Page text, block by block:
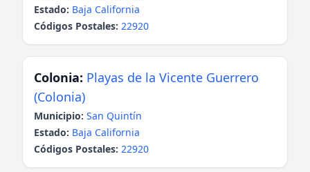
Estado: Baja California
Códigos Postales: 22920
Colonia: Playas de la Vicente Guerrero
(Colonia)
Municipio: San Quintín
Estado: Baja California
Códigos Postales: 22920